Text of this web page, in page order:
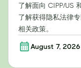
了解面向 CIPP/US
了解获得隐私法律
相关政策。
August 7, 2026